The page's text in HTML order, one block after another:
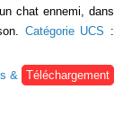
chat ennemi, dans
Catégorie UCS :
&
Téléchargement